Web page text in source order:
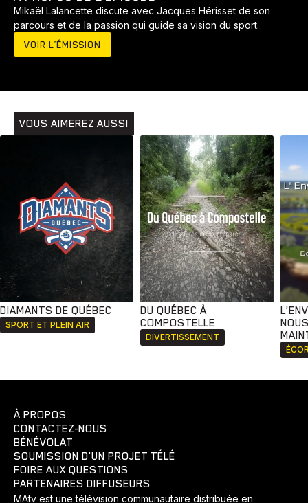
Bingo Communauté Culture
Histoires Pêche Santé Sport
Voyage
Mikaël Lalancette discute avec Jacques Hérisset de son
parcours et de la passion qui guide sa vision du sport.
VOIR L’ÉMISSION
VOUS AIMEREZ AUSSI
DIAMANTS DE QUÉBEC
SPORT ET PLEIN AIR
DU QUÉBEC À
COMPOSTELLE
DIVERTISSEMENT
À PROPOS
CONTACTEZ-NOUS
BÉNÉVOLAT
SOUMISSION D'UN PROJET TÉLÉ
FOIRE AUX QUESTIONS
PARTENAIRES DIFFUSEURS
MAtv est une télévision communautaire distribuée en